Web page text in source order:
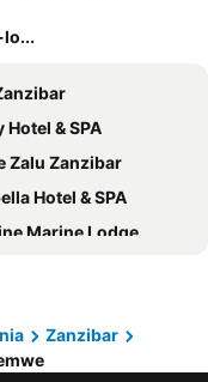
lo...
Hotel & SPA
Zalu Zanzibar
Hotel & SPA
Marine Lodge
View
Nungwi
Bungalows
Zanzibar